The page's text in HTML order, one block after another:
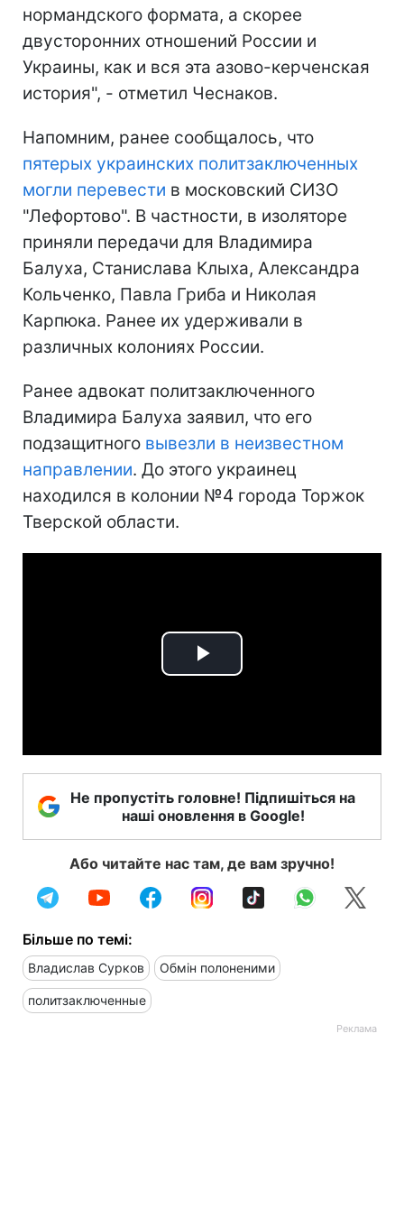
нормандского формата, а скорее
двусторонних отношений России и
Украины, как и вся эта азово-керченская
история", - отметил Чеснаков.
Напомним, ранее сообщалось, что
пятерых украинских политзаключенных
могли перевести в московский СИЗО
"Лефортово". В частности, в изоляторе
приняли передачи для Владимира
Балуха, Станислава Клыха, Александра
Кольченко, Павла Гриба и Николая
Карпюка. Ранее их удерживали в
различных колониях России.
Ранее адвокат политзаключенного
Владимира Балуха заявил, что его
подзащитного вывезли в неизвестном
направлении. До этого украинец
находился в колонии №4 города Торжок
Тверской области.
Play
Не пропустіть головне! Підпишіться на
наші оновлення в Google!
Або читайте нас там, де вам зручно!
Більше по темі:
Владислав Сурков Обмін полоненими
политзаключенные